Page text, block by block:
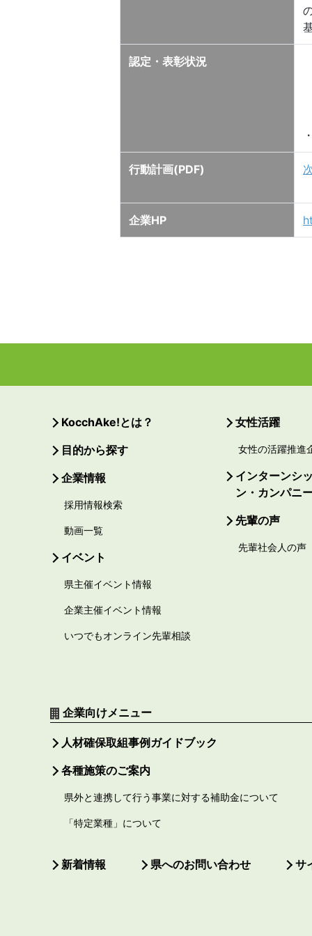
認定・表彰状況
行動計画(PDF)
企業HP
KocchAke!とは？
目的から探す
企業情報
採用情報検索
動画一覧
イベント
県主催イベント情報
企業主催イベント情報
いつでもオンライン先輩相談
女性活躍
女性の活躍推進
インターンシ
ン・カンパニ
先輩の声
先輩社会人の声
企業向けメニュー
人材確保取組事例ガイドブック
各種施策のご案内
県外と連携して行う事業に対する補助金について
「特定業種」について
新着情報 県へのお問い合わせ サ